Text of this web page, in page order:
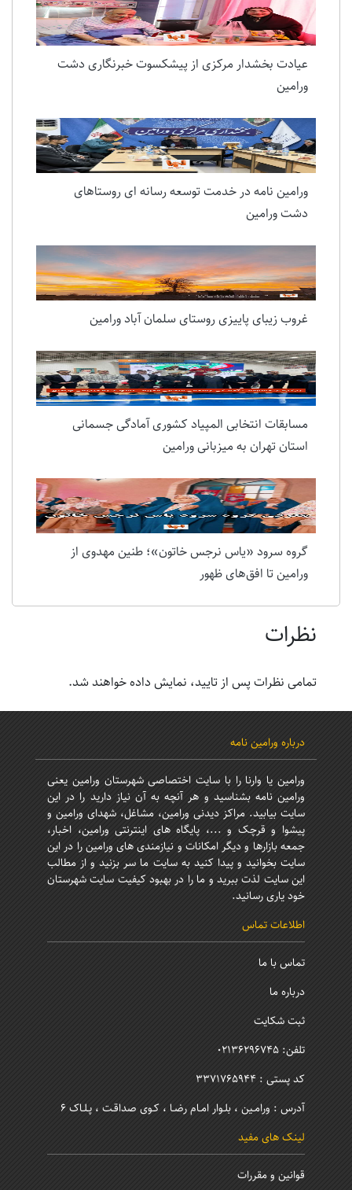
عیادت بخشدار مرکزی از پیشکسوت خبرنگاری دشت
ورامین
ورامین نامه در خدمت توسعه رسانه ای روستاهای
دشت ورامین
غروب زیبای پاییزی روستای سلمان آباد ورامین
مسابقات انتخابی المپیاد کشوری آمادگی جسمانی
استان تهران به میزبانی ورامین
گروه سرود «یاس نرجس خاتون»؛ طنین مهدوی از
ورامین تا افق‌های ظهور
نظرات
تمامی نظرات پس از تایید، نمایش داده خواهند شد.
درباره ورامین نامه
ورامین یا وارنا را با سایت اختصاصی شهرستان ورامین یعنی
ورامین نامه بشناسید و هر آنچه به آن نیاز دارید را در این
سایت بیابید. مراکز دیدنی ورامین، مشاغل، شهدای ورامین و
پیشوا و قرچک و ...، پایگاه های اینترنتی ورامین، اخبار،
جمعه بازارها و دیگر امکانات و نیازمندی های ورامین را در این
سایت بخوانید و پیدا کنید به سایت ما سر بزنید و از مطالب
این سایت لذت ببرید و ما را در بهبود کیفیت سایت شهرستان
خود یاری رسانید.
اطلاعات تماس
تماس با ما
درباره ما
ثبت شکایت
تلفن: 02136296745
کد پستی : 3371765944
آدرس : ورامـین ، بلـوار امـام رضـا ، کـوی صداقـت ، پـلـاک 6
لینک های مفید
قوانین و مقررات